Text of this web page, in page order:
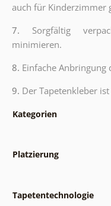
auch für Kinderzimmer
7. Sorgfältig
minimieren.
8. Einfache Anbringung
9. Der Tapetenkleber
Kategorien
Platzierung
Tapetentechnologie